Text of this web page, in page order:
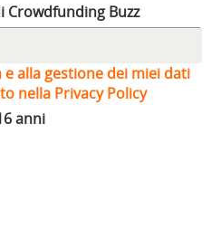
Crowdfunding Buzz
alla gestione dei miei dati
nella Privacy Policy
anni